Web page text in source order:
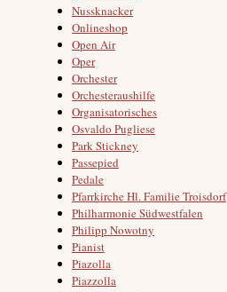
Nussknacker
Onlineshop
Open Air
Oper
Orchester
Orchesteraushilfe
Organisatorisches
Osvaldo Pugliese
Park Stickney
Passepied
Pedale
Pfarrkirche Hl. Familie Troisdorf
Philharmonie Südwestfalen
Philipp Nowotny
Pianist
Piazolla
Piazzolla